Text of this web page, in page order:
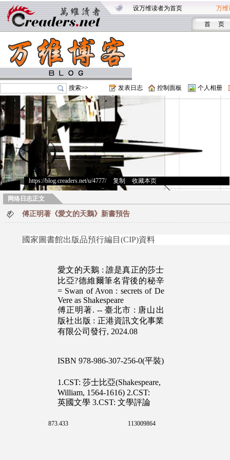
设万维读者为首页 万维
首 页
搜索>> 发表日志 控制面板 个人相册
https://blog.creaders.net/u/4777/> 复制 收藏本页
网络日志正文
傅正明著《愛文的天鵝》新書預告
國家圖書館出版品預行編目(CIP)資料
愛文的天鵝 : 誰是真正的莎士
比亞?德維爾筆名背後的秘辛
= Swan of Avon : secrets of De
Vere as Shakespeare
傅正明著. -- 臺北市 : 唐山出
版社出版 : 正港資訊文化事業
有限公司發行, 2024.08
ISBN 978-986-307-256-0(平裝)
1.CST: 莎士比亞(Shakespeare,
William, 1564-1616) 2.CST:
英國文學 3.CST: 文學評論
873.433 113009864